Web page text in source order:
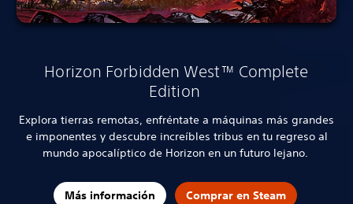
Horizon Forbidden West™ Complete
Edition
Explora tierras remotas, enfréntate a máquinas más grandes
e imponentes y descubre increíbles tribus en tu regreso al
mundo apocalíptico de Horizon en un futuro lejano.
Más información Comprar en Steam